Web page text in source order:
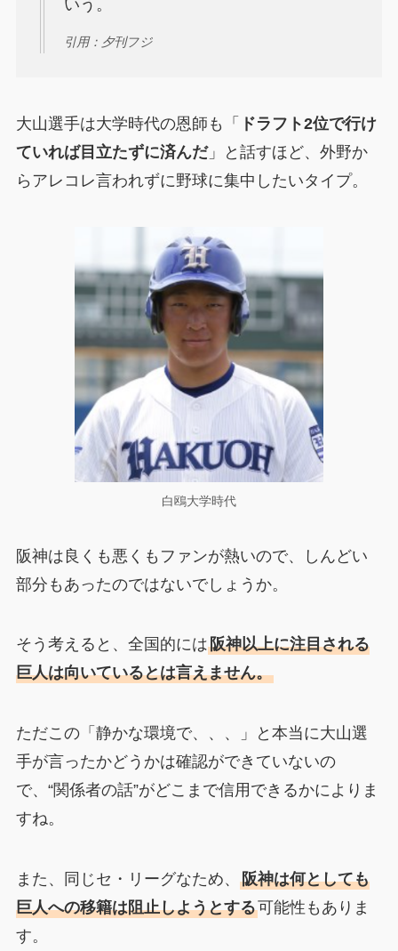
いう。
引用：夕刊フジ
大山選手は大学時代の恩師も「 ドラフト2位で行け
ていれば目立たずに済んだ」と話すほど、外野か
らアレコレ言われずに野球に集中したいタイプ。
白鴎大学時代
阪神は良くも悪くもファンが熱いので、しんどい
部分もあったのではないでしょうか。
そう考えると、全国的には阪神以上に注目される
巨人は向いているとは言えません。
ただこの「静かな環境で、、、」と本当に大山選
手が言ったかどうかは確認ができていないの
で、“関係者の話”がどこまで信用できるかによりま
すね。
また、同じセ・リーグなため、 阪神は何としても
巨人への移籍は阻止しようとする可能性もありま
す。